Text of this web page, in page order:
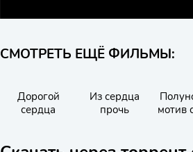
СМОТРЕТЬ ЕЩЁ ФИЛЬМЫ:
Дорогой
сердца
Из сердца
прочь
мотив